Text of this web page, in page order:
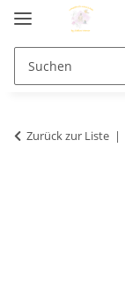
Zurück zur Liste